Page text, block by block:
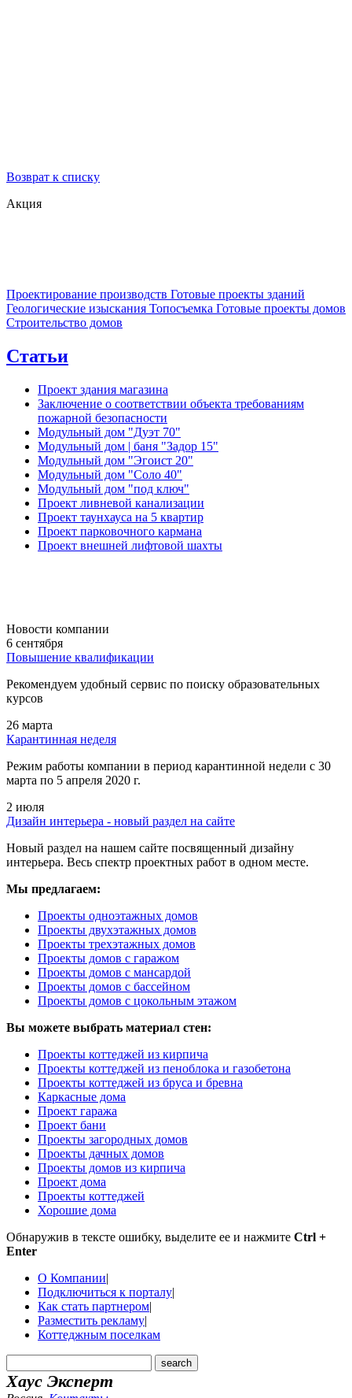
Возврат к списку
Акция
Проектирование производств Готовые проекты зданий
Геологические изыскания Топосъемка Готовые проекты домов
Строительство домов
Статьи
Проект здания магазина
Заключение о соответствии объекта требованиям
пожарной безопасности
Модульный дом "Дуэт 70"
Модульный дом | баня "Задор 15"
Модульный дом "Эгоист 20"
Модульный дом "Соло 40"
Модульный дом "под ключ"
Проект ливневой канализации
Проект таунхауса на 5 квартир
Проект парковочного кармана
Проект внешней лифтовой шахты
Новости компании
6 сентября
Повышение квалификации
Рекомендуем удобный сервис по поиску образовательных
курсов
26 марта
Карантинная неделя
Режим работы компании в период карантинной недели c 30
марта по 5 апреля 2020 г.
2 июля
Дизайн интерьера - новый раздел на сайте
Новый раздел на нашем сайте посвященный дизайну
интерьера. Весь спектр проектных работ в одном месте.
Мы предлагаем:
Проекты одноэтажных домов
Проекты двухэтажных домов
Проекты трехэтажных домов
Проекты домов с гаражом
Проекты домов с мансардой
Проекты домов с бассейном
Проекты домов с цокольным этажом
Вы можете выбрать материал стен:
Проекты коттеджей из кирпича
Проекты коттеджей из пеноблока и газобетона
Проекты коттеджей из бруса и бревна
Каркасные дома
Проект гаража
Проект бани
Проекты загородных домов
Проекты дачных домов
Проекты домов из кирпича
Проект дома
Проекты коттеджей
Хорошие дома
Обнаружив в тексте ошибку, выделите ее и нажмите Ctrl +
Enter
О Компании|
Подключиться к порталу|
Как стать партнером|
Разместить рекламу|
Коттеджным поселкам
Хаус Эксперт